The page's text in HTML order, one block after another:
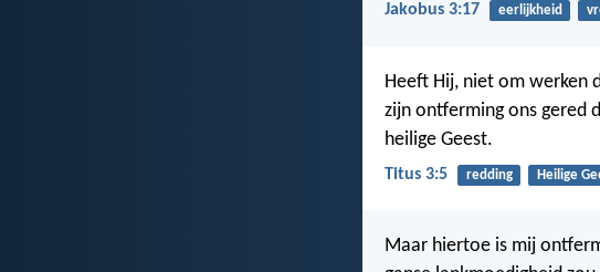
Jakobus 3:17 eerlijkheid
Heeft Hij, niet om werken
zijn ontferming ons gered
heilige Geest.
Titus 3:5 redding Heilige
Maar hiertoe is mij